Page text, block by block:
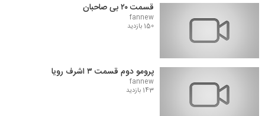
قسمت ۲۰ بی صاحبان
fannew
150 بازدید
پرومو دوم قسمت ۳ اشرف رویا
fannew
143 بازدید